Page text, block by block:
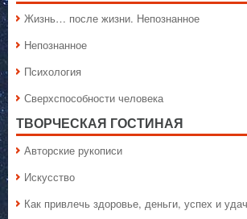
Жизнь… после жизни. Непознанное
Непознанное
Психология
Сверхспособности человека
ТВОРЧЕСКАЯ ГОСТИНАЯ
Авторские рукописи
Искусство
Как привлечь здоровье, деньги, успех и